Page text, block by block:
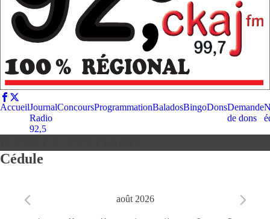
AccueilJournal
Radio
92,5
ConcoursProgrammationBaladosBingoDonsDemande
de dons
Cédule
août 2026